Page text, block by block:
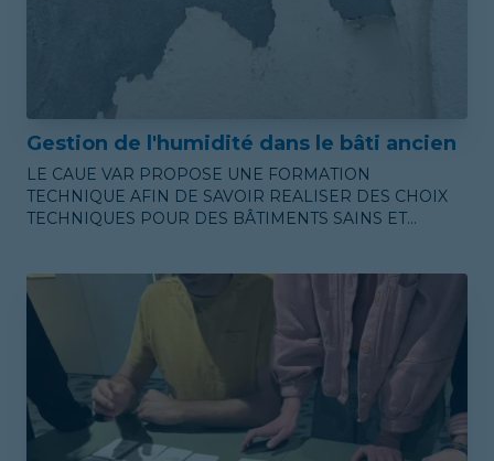
Gestion de l'humidité dans le bâti ancien
LE CAUE VAR PROPOSE UNE FORMATION
TECHNIQUE AFIN DE SAVOIR REALISER DES CHOIX
TECHNIQUES POUR DES BÂTIMENTS SAINS ET